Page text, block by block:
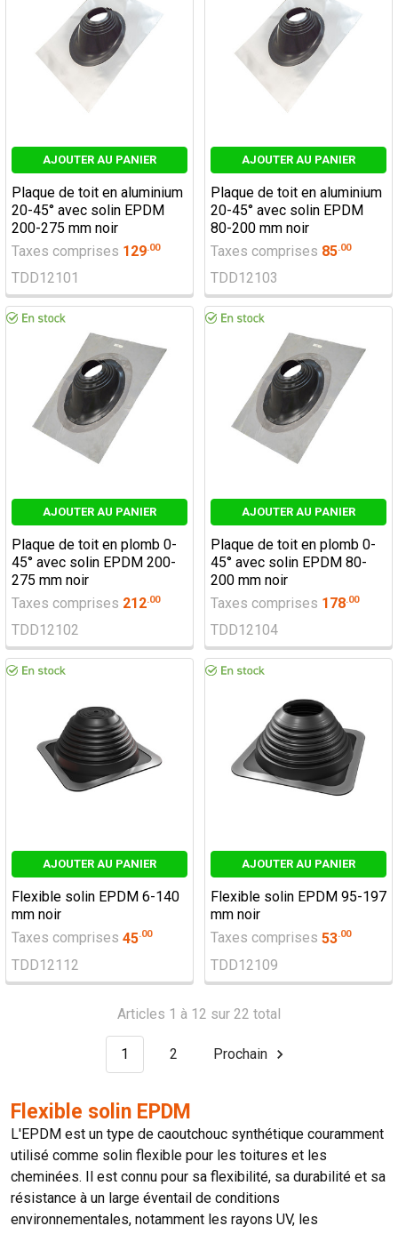
AJOUTER AU PANIER
Plaque de toit en aluminium
20-45° avec solin EPDM
200-275 mm noir
Taxes comprises 129.00
TDD12101
AJOUTER AU PANIER
Plaque de toit en aluminium
20-45° avec solin EPDM
80-200 mm noir
Taxes comprises 85.00
TDD12103
AJOUTER AU PANIER
Plaque de toit en plomb 0-
45° avec solin EPDM 200-
275 mm noir
Taxes comprises 212.00
TDD12102
AJOUTER AU PANIER
Plaque de toit en plomb 0-
45° avec solin EPDM 80-
200 mm noir
Taxes comprises 178.00
TDD12104
AJOUTER AU PANIER
Flexible solin EPDM 6-140
mm noir
Taxes comprises 45.00
TDD12112
AJOUTER AU PANIER
Flexible solin EPDM 95-197
mm noir
Taxes comprises 53.00
TDD12109
Articles 1 à 12 sur 22 total
1 2 Prochain
Flexible solin EPDM
L'EPDM est un type de caoutchouc synthétique couramment
utilisé comme solin flexible pour les toitures et les
cheminées. Il est connu pour sa flexibilité, sa durabilité et sa
résistance à un large éventail de conditions
environnementales, notamment les rayons UV, les